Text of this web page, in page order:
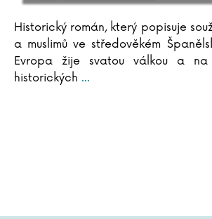
Historický román, který popisuje
a muslimů ve středověkém
Evropa žije svatou válkou a
historických ...